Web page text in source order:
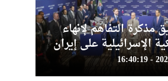
التفاهم لإنهاء
الإسرائيلية على إيران